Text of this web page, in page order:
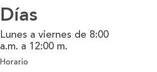
Días
Lunes a viernes de 8:00
a.m. a 12:00 m.
Horario